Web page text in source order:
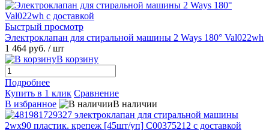
Быстрый просмотр
Электроклапан для стиральной машины 2 Ways 180° Val022wh
1 464 руб. / шт
В корзину
Подробнее
Купить в 1 клик Сравнение
В избранное
В наличии